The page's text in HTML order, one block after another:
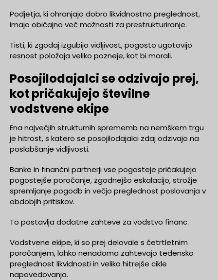
Podjetja, ki ohranjajo dobro likvidnostno preglednost,
imajo običajno več možnosti za prestrukturiranje.
Tisti, ki zgodaj izgubijo vidljivost, pogosto ugotovijo
resnost položaja veliko pozneje, kot bi morali.
Posojilodajalci se odzivajo prej,
kot pričakujejo številne
vodstvene ekipe
Ena največjih strukturnih sprememb na nemškem trgu
je hitrost, s katero se posojilodajalci zdaj odzivajo na
poslabšanje vidljivosti.
Banke in finančni partnerji vse pogosteje pričakujejo
pogostejše poročanje, zgodnejšo eskalacijo, strožje
spremljanje pogodb in večjo preglednost poslovanja v
obdobjih pritiskov.
To postavlja dodatne zahteve za vodstvo financ.
Vodstvene ekipe, ki so prej delovale s četrtletnim
poročanjem, lahko nenadoma zahtevajo tedensko
preglednost likvidnosti in veliko hitrejše cikle
napovedovanja.